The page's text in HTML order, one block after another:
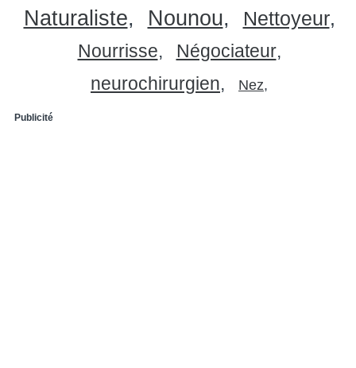
Naturaliste
Nounou Nettoyeur
Nourrisse
Négociateur
neurochirurgien
Nez
Publicité